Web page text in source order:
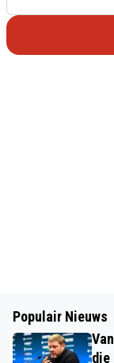
Populair Nieuws
die